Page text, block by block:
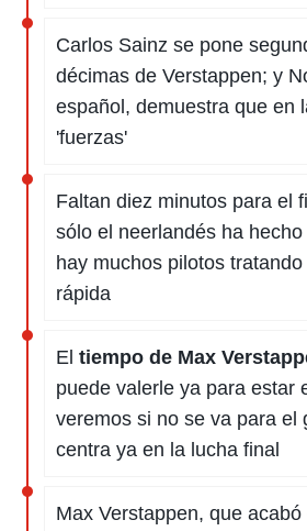
Carlos Sainz se pone
décimas de Verstappen; y
español, demuestra que en
'fuerzas'
Faltan diez minutos para el
sólo el neerlandés ha
hay muchos pilotos
rápida
El tiempo de Max
puede valerle ya para estar
veremos si no se va para el
centra ya en la lucha final
Max Verstappen, que